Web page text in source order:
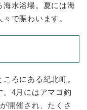
海水浴場。夏には海
で賑わいます。
ろにある紀北町。
4月にはアマゴ釣
開催され、たくさ